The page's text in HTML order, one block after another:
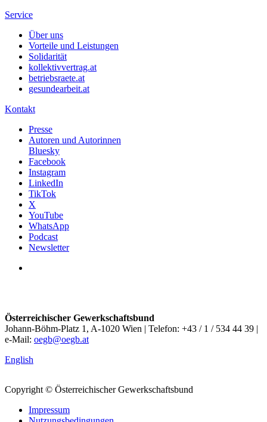
Service
Über uns
Vorteile und Leistungen
Solidarität
kollektivvertrag.at
betriebsraete.at
gesundearbeit.at
Kontakt
Presse
Autoren und Autorinnen
Bluesky
Facebook
Instagram
LinkedIn
TikTok
X
YouTube
WhatsApp
Podcast
Newsletter
Österreichischer Gewerkschaftsbund
Johann-Böhm-Platz 1, A-1020 Wien | Telefon: +43 / 1 / 534 44 39 |
e-Mail: oegb@oegb.at
English
Copyright © Österreichischer Gewerkschaftsbund
Impressum